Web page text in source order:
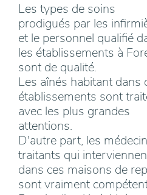
Les types de soins
prodigués par les
et le personnel qualifié
les établissements à
sont de qualité.
Les aînés habitant dans
établissements sont
avec les plus grandes
attentions.
D'autre part, les
traitants qui
dans ces maisons de
sont vraiment